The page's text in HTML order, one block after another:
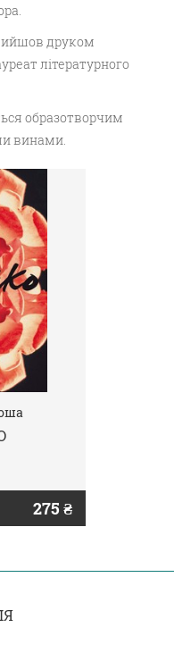
друком
літературного
образотворчим
винами.
275 ₴